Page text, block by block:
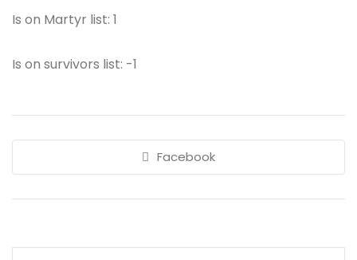
Is on Martyr list: 1
Is on survivors list: -1
Facebook